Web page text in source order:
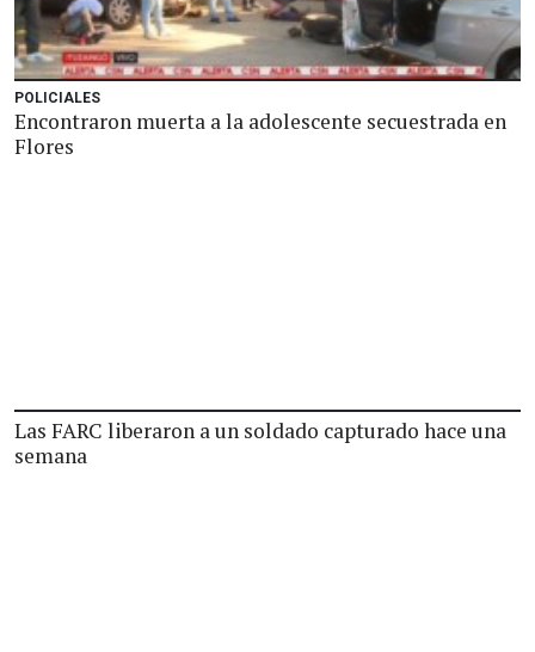
POLICIALES
Encontraron muerta a la adolescente secuestrada en
Flores
Las FARC liberaron a un soldado capturado hace una
semana